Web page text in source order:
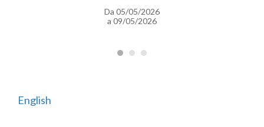
Da 05/05/2026
a 09/05/2026
English